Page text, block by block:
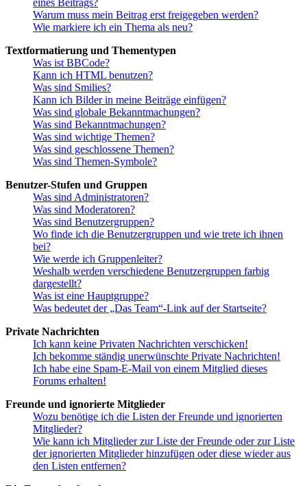
eines Beitrags?
Warum muss mein Beitrag erst freigegeben werden?
Wie markiere ich ein Thema als neu?
Textformatierung und Thementypen
Was ist BBCode?
Kann ich HTML benutzen?
Was sind Smilies?
Kann ich Bilder in meine Beiträge einfügen?
Was sind globale Bekanntmachungen?
Was sind Bekanntmachungen?
Was sind wichtige Themen?
Was sind geschlossene Themen?
Was sind Themen-Symbole?
Benutzer-Stufen und Gruppen
Was sind Administratoren?
Was sind Moderatoren?
Was sind Benutzergruppen?
Wo finde ich die Benutzergruppen und wie trete ich ihnen
bei?
Wie werde ich Gruppenleiter?
Weshalb werden verschiedene Benutzergruppen farbig
dargestellt?
Was ist eine Hauptgruppe?
Was bedeutet der „Das Team“-Link auf der Startseite?
Private Nachrichten
Ich kann keine Privaten Nachrichten verschicken!
Ich bekomme ständig unerwünschte Private Nachrichten!
Ich habe eine Spam-E-Mail von einem Mitglied dieses
Forums erhalten!
Freunde und ignorierte Mitglieder
Wozu benötige ich die Listen der Freunde und ignorierten
Mitglieder?
Wie kann ich Mitglieder zur Liste der Freunde oder zur Liste
der ignorierten Mitglieder hinzufügen oder diese wieder aus
den Listen entfernen?